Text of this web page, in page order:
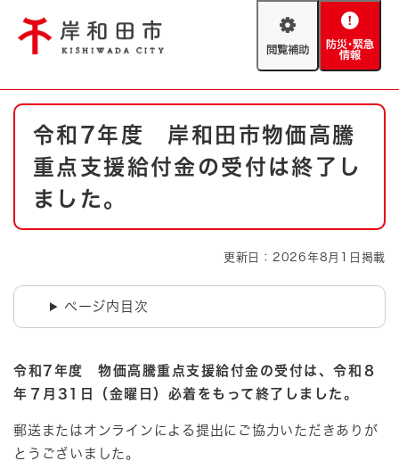
閲
助
防
緊
情
報
やさしい日本語
文字サイズ 標準
防災・緊急情報 救急・消防
ハザードマップ AED設置箇所
本
令和7年度 岸和田市物価高騰
重点支援給付金の受付は終了し
ました。
更新日：2026年8月1日掲載
ページ内目次
令和7年度 物価高騰重点支援給付金の受付は、令和８
年７月31日（金曜日）必着をもって終了しました。
郵送またはオンラインによる提出にご協力いただきありが
とうございました。